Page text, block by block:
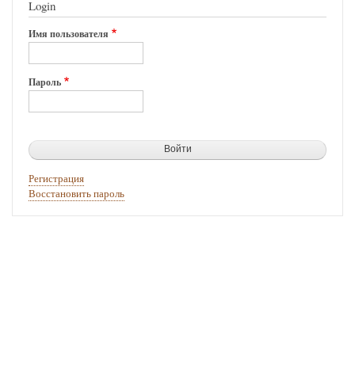
Login
Имя пользователя
Пароль
Регистрация
Восстановить пароль